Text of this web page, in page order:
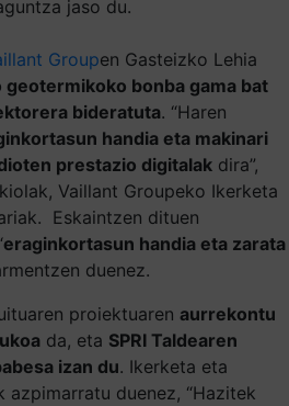
jaso du.
Groupen Gasteizko Lehia
geotermikoko bonba gama bat
bideratuta. “Haren
handia eta makinari
prestazio digitalak dira”,
Vaillant Groupeko Ikerketa
Eskaintzen dituen
eraginkortasun handia eta zarata
duenez.
proiektuaren aurrekontu
da, eta SPRI Taldearen
izan du. Ikerketa eta
azpimarratu duenez, “Hazitek